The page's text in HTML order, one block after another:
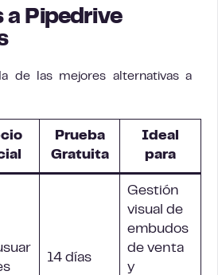
Pipedrive
de las mejores alternativas a
Prueba
Gratuita
Ideal
para
14 días
Gestión
visual de
embudos
de venta
y